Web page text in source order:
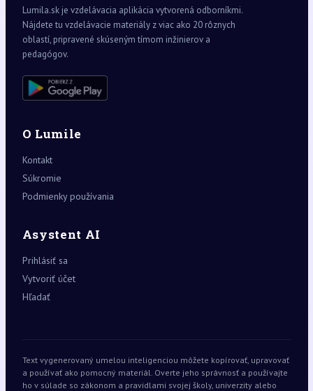
Lumila.sk je vzdelávacia aplikácia vytvorená odborníkmi.
Nájdete tu vzdelávacie materiály z viac ako 20 rôznych
oblastí, pripravené skúseným tímom inžinierov a
pedagógov.
O Lumile
Kontakt
Súkromie
Podmienky používania
Asystent AI
Prihlásiť sa
Vytvoriť účet
Hľadať
Text vygenerovaný umelou inteligenciou môžete kopírovať, upravovať
a používať ako pomocný materiál. Overte jeho správnosť a používajte
ho v súlade so zákonom a pravidlami svojej školy, univerzity alebo